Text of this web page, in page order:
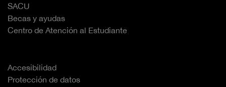
SACU
Becas y ayudas
Centro de Atención al Estudiante
Accesibilidad
Protección de datos